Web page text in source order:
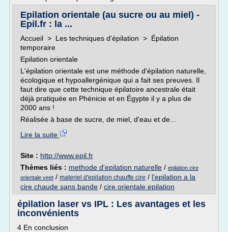
Epilation orientale (au sucre ou au miel) -
Epil.fr : la ...
Accueil > Les techniques d'épilation > Épilation
temporaire
Epilation orientale
L'épilation orientale est une méthode d'épilation naturelle,
écologique et hypoallergénique qui a fait ses preuves. Il
faut dire que cette technique épilatoire ancestrale était
déjà pratiquée en Phénicie et en Égypte il y a plus de
2000 ans !
Réalisée à base de sucre, de miel, d'eau et de...
Lire la suite
Site : http://www.epil.fr
Thèmes liés : methode d'epilation naturelle / epilation cire
orientale veet / materiel d'epilation chauffe cire / l'epilation a la
cire chaude sans bande / cire orientale epilation
épilation laser vs IPL : Les avantages et les
inconvénients
4 En conclusion